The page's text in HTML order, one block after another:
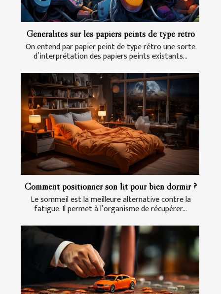
Généralités sur les papiers peints de type rétro
On entend par papier peint de type rétro une sorte
d’interprétation des papiers peints existants...
Comment positionner son lit pour bien dormir ?
Le sommeil est la meilleure alternative contre la
fatigue. Il permet à l’organisme de récupérer...